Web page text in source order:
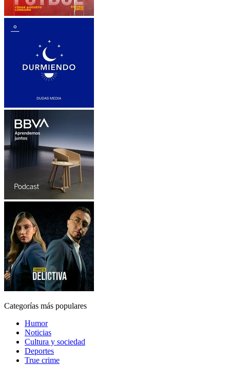
Categorías más populares
Humor
Noticias
Cultura y sociedad
Deportes
True crime